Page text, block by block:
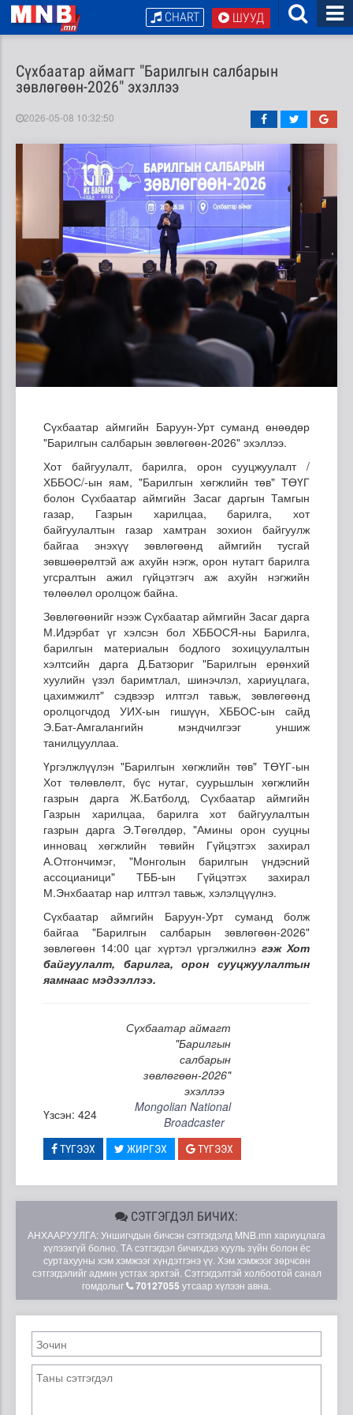
ШУУД
CHART
Сүхбаатар аймагт "Барилгын салбарын
зөвлөгөөн-2026" эхэллээ
2026-05-08 10:32:50
Сүхбаатар аймгийн Баруун-Урт суманд өнөөдөр
"Барилгын салбарын зөвлөгөөн-2026" эхэллээ.
Хот байгуулалт, барилга, орон сууцжуулалт /
ХББОС/-ын яам, "Барилгын хөгжлийн төв" ТӨҮГ
болон Сүхбаатар аймгийн Засаг даргын Тамгын
газар, Газрын харилцаа, барилга, хот
байгуулалтын газар хамтран зохион байгуулж
байгаа энэхүү зөвлөгөөнд аймгийн тусгай
зөвшөөрөлтэй аж ахуйн нэгж, орон нутагт барилга
угсралтын ажил гүйцэтгэгч аж ахуйн нэгжийн
төлөөлөл оролцож байна.
Зөвлөгөөнийг нээж Сүхбаатар аймгийн Засаг дарга
М.Идэрбат үг хэлсэн бол ХББОСЯ-ны Барилга,
барилгын материалын бодлого зохицуулалтын
хэлтсийн дарга Д.Батзориг "Барилгын ерөнхий
хуулийн үзэл баримтлал, шинэчлэл, хариуцлага,
цахимжилт" сэдвээр илтгэл тавьж, зөвлөгөөнд
оролцогчдод УИХ-ын гишүүн, ХББОС-ын сайд
Э.Бат-Амгалангийн мэндчилгээг уншиж
танилцууллаа.
Үргэлжлүүлэн "Барилгын хөгжлийн төв" ТӨҮГ-ын
Хот төлөвлөлт, бүс нутаг, суурьшлын хөгжлийн
газрын дарга Ж.Батболд, Сүхбаатар аймгийн
Газрын харилцаа, барилга хот байгуулалтын
газрын дарга Э.Төгөлдөр, "Амины орон сууцны
инновац хөгжлийн төвийн Гүйцэтгэх захирал
А.Отгончимэг, "Монголын барилгын үндэсний
ассоцианици" ТББ-ын Гүйцэтгэх захирал
М.Энхбаатар нар илтгэл тавьж, хэлэлцүүлнэ.
Сүхбаатар аймгийн Баруун-Урт суманд болж
байгаа "Барилгын салбарын зөвлөгөөн-2026"
зөвлөгөөн 14:00 цаг хүртэл үргэлжилнэ гэж Хот
байгуулалт, барилга, орон сууцжуулалтын
яамнаас мэдээллээ.
Сүхбаатар аймагт
"Барилгын
салбарын
зөвлөгөөн-2026"
эхэллээ
Үзсэн: 424
Mongolian National
Broadcaster
ТҮГЭЭХ ЖИРГЭХ ТҮГЭЭХ
СЭТГЭГДЭЛ БИЧИХ:
АНХААРУУЛГА: Уншигчдын бичсэн сэтгэгдэлд MNB.mn хариуцлага
хүлээхгүй болно. ТА сэтгэгдэл бичихдээ хууль зүйн болон ёс
суртахууны хэм хэмжээг хүндэтгэнэ үү. Хэм хэмжээг зөрчсөн
сэтгэгдэлийг админ устгах эрхтэй. Сэтгэгдэлтэй холбоотой санал
гомдолыг
70127055 утсаар хүлээн авна.